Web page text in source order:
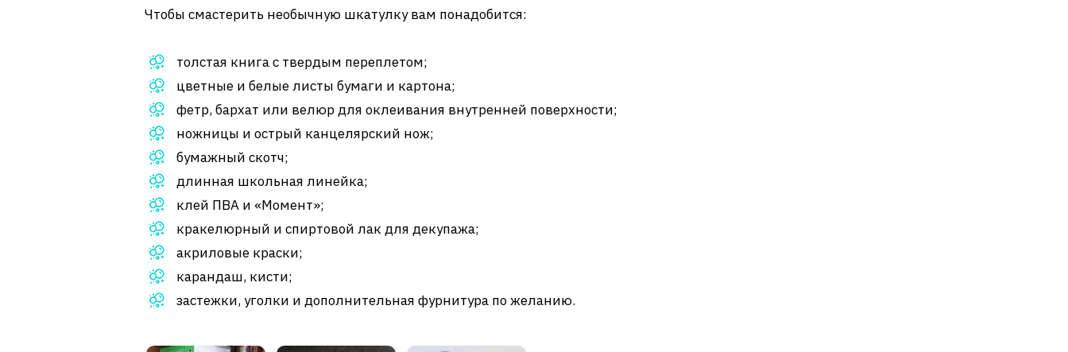
Чтобы смастерить необычную шкатулку вам понадобится:
толстая книга с твердым переплетом;
цветные и белые листы бумаги и картона;
фетр, бархат или велюр для оклеивания внутренней поверхности;
ножницы и острый канцелярский нож;
бумажный скотч;
длинная школьная линейка;
клей ПВА и «Момент»;
кракелюрный и спиртовой лак для декупажа;
акриловые краски;
карандаш, кисти;
застежки, уголки и дополнительная фурнитура по желанию.